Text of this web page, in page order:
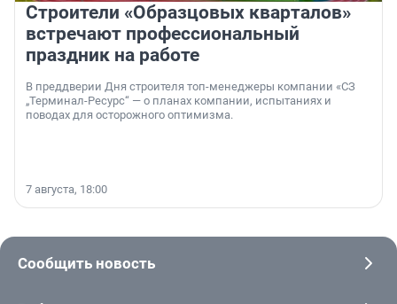
Строители «Образцовых кварталов»
встречают профессиональный
праздник на работе
В преддверии Дня строителя топ-менеджеры компании «СЗ
„Терминал-Ресурс“ — о планах компании, испытаниях и
поводах для осторожного оптимизма.
7 августа, 18:00
Сообщить новость